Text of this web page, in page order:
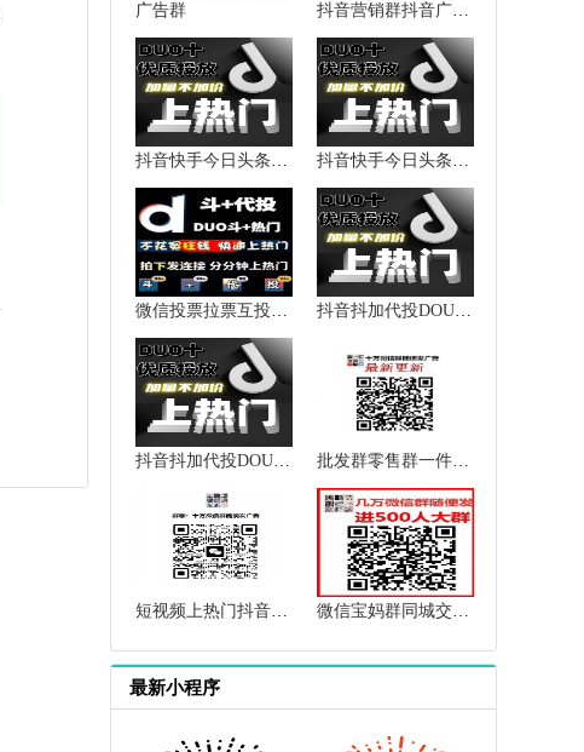
广告群 抖音营销群抖音广告群抖音推广群抖音人脉群微信群二维码大全
抖音快手今日头条西瓜视频加粉涨粉点赞播放量上热门提升热度 抖音快手今日头条西瓜视频加粉涨粉点赞播放量上热门提升热度
微信投票拉票互投互粉抖音快手 抖音抖加代投DOU+热门dou上热门抖y音快速上热门图文图集推送投放
抖音抖加代投DOU+热门dou上热门抖y音快速上热门图文图集推送投放 批发群零售群一件代发群货源加盟群代理群微信群二维码大全
短视频上热门抖音上热门群快手上热门群抖音短视频互赞点赞群 微信宝妈群同城交流微信母婴群微信育儿群微信闲置群微信群二维码
最新小程序